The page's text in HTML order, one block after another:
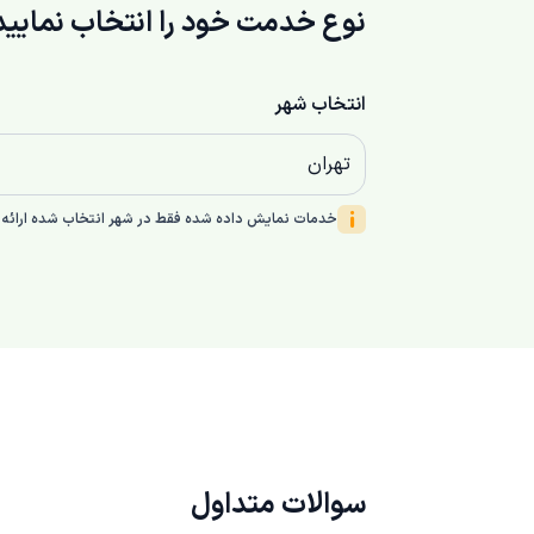
نوع خدمت خود را انتخاب
انتخاب شهر
تهران
خدمات نمایش داده شده فقط در شهر انتخاب شده
سوالات متداول